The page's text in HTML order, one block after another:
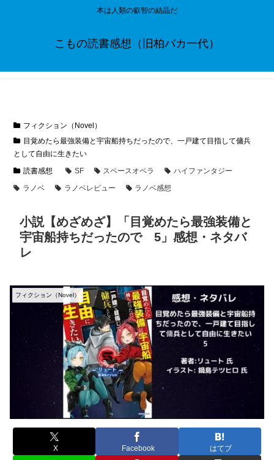
本は人類の叡智の結晶だ
こもの読書感想（旧柏バカ一代）
フィクション（Novel）
目覚めたら最強装備と宇宙船持ちだったので、一戸建て目指して傭兵
として自由に生きたい
読書感想
SF スペースオペラ
ハイファンタジー
ラノベ
ラノベレビュー ラノベ感想
小説【めざめざ】「目覚めたら最強装備と
宇宙船持ちだったので 5」感想・ネタバ
レ
フィクション（Novel）
X Facebook はてブ